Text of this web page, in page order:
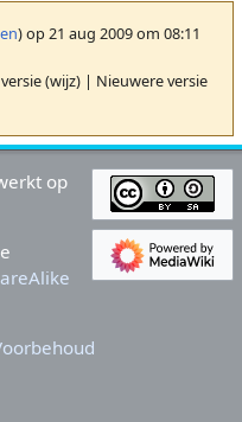
)op 21 aug 2009 om 08:11
(wijz) | Nieuwere versie
op